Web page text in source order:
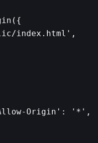
index.html',
Origin': '*',